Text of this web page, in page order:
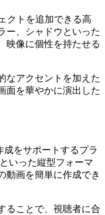
クトを追加できる高
ー、シャドウといった
映像に個性を持たせる
なアクセントを加えた
面を華やかに演出した
成をサポートするプラ
いった縦型フォーマ
動画を簡単に作成でき
ることで、視聴者に合